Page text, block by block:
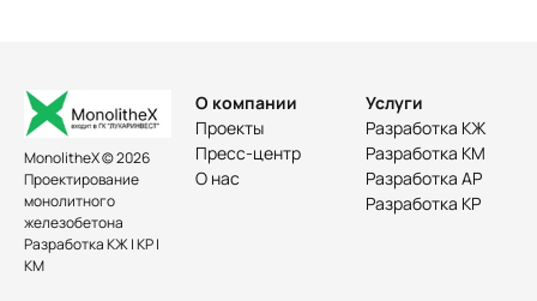
MonolitheX © 2026
Проектирование
монолитного
железобетона
Разработка КЖ | КР |
КМ
О компании
Проекты
Пресс-центр
О нас
Услуги
Разработка КЖ
Разработка КМ
Разработка АР
Разработка КР